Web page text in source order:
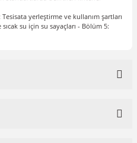
yerleştirme ve kullanım şartları
su için su sayaçları - Bölüm 5: